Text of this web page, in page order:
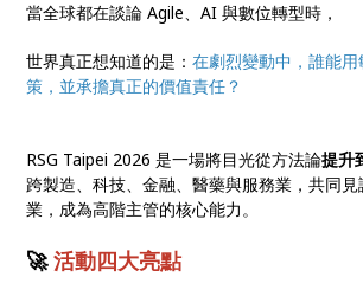
當全球都在談論 Agile、AI 與數位轉型時，
世界真正想知道的是：在劇烈變動中，誰能
策，並承擔真正的價值責任？
RSG Taipei 2026 是一場將目光從方法論提升
跨製造、科技、金融、醫藥與服務業，共同
業，成為高階主管的核心能力。
🚀活動四大亮點